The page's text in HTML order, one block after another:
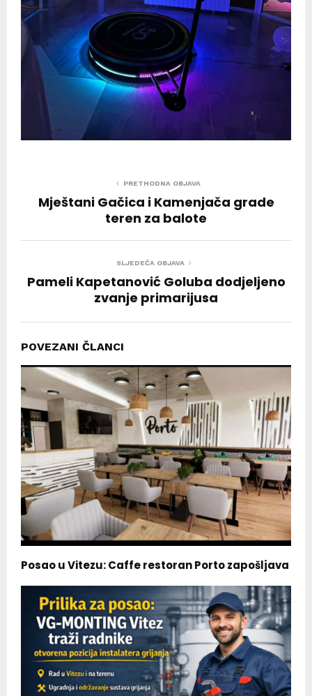
PRETHODNA OBJAVA
Mještani Gačica i Kamenjača grade
teren za balote
SLJEDEĆA OBJAVA
Pameli Kapetanović Goluba dodjeljeno
zvanje primarijusa
POVEZANI ČLANCI
Posao u Vitezu: Caffe restoran Porto zapošljava